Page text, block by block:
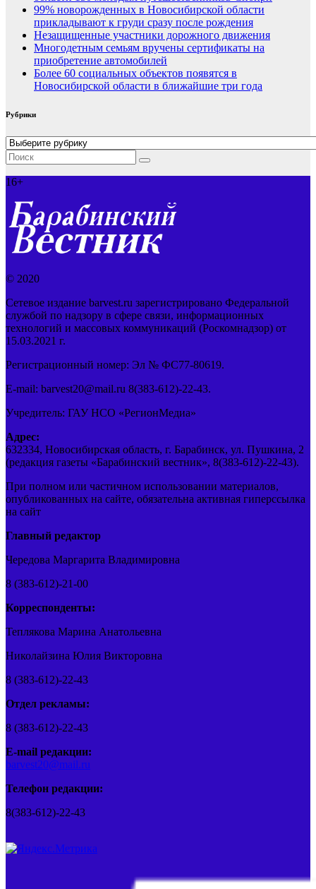
99% новорожденных в Новосибирской области
прикладывают к груди сразу после рождения
Незащищенные участники дорожного движения
Многодетным семьям вручены сертификаты на
приобретение автомобилей
Более 60 социальных объектов появятся в
Новосибирской области в ближайшие три года
Рубрики
Рубрики
16+
© 2020
Сетевое издание barvest.ru зарегистрировано Федеральной
службой по надзору в сфере связи, информационных
технологий и массовых коммуникаций (Роскомнадзор) от
15.03.2021 г.
Регистрационный номер: Эл № ФС77-80619.
E-mail: barvest20@mail.ru 8(383-612)-22-43.
Учредитель: ГАУ НСО «РегионМедиа»
Адрес:
632334, Новосибирская область, г. Барабинск, ул. Пушкина, 2
(редакция газеты «Барабинский вестник», 8(383-612)-22-43).
При полном или частичном использовании материалов,
опубликованных на сайте, обязательна активная гиперссылка
на сайт
Главный редактор
Чередова Маргарита Владимировна
8 (383-612)-21-00
Корреспонденты:
Теплякова Марина Анатольевна
Николайзина Юлия Викторовна
8 (383-612)-22-43
Отдел рекламы:
8 (383-612)-22-43
E-mail редакции:
barvest20@mail.ru
Телефон редакции:
8(383-612)-22-43